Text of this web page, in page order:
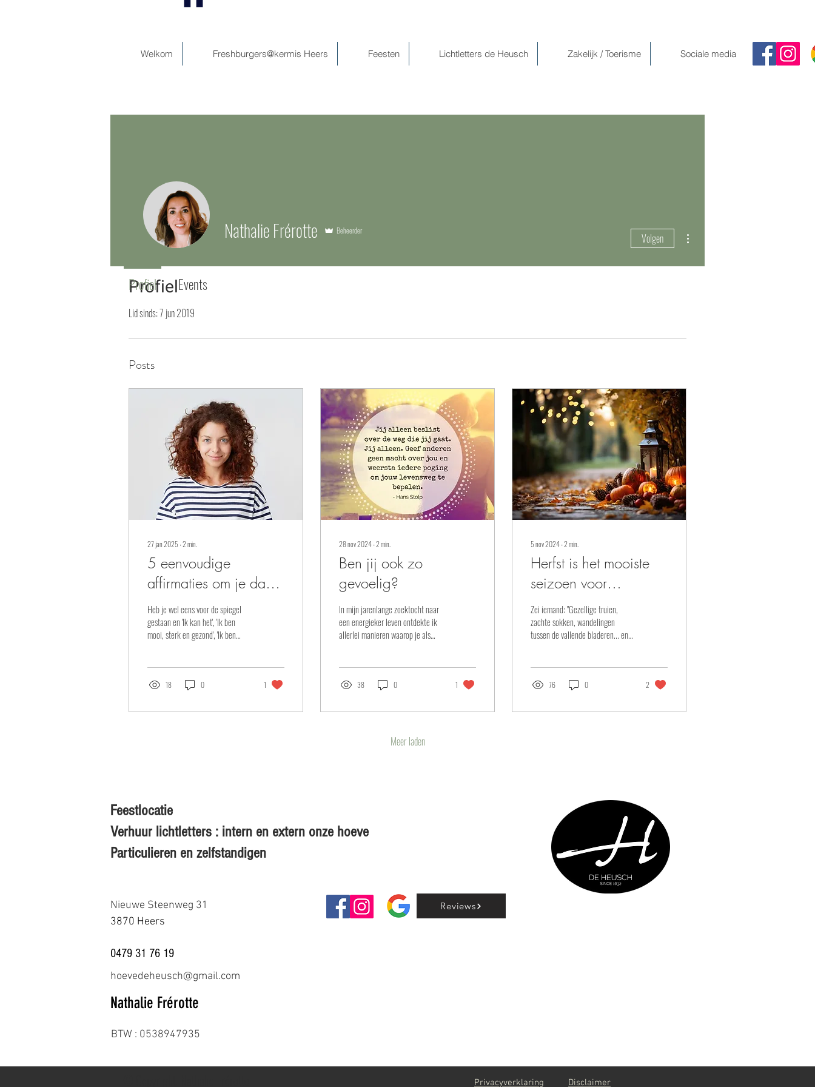
Welkom Freshburgers@kermis Heers Feesten Lichtletters de Heusch Zakelijk / Toerisme Sociale media
Profiel
Lid sinds: 7 jun 2019
Posts
27 jan 2025 ∙2min.
5 eenvoudige
affirmaties om je dag
te starten!
Heb je wel eens voor de spiegel
gestaan en 'Ik kan het', 'Ik ben
mooi, sterk en gezond', 'Ik ben
18 0 1
28 nov 2024∙2min.
Ben jij ook zo
gevoelig?
In mijn jarenlange zoektocht naar
een energieker leven ontdekte ik
allerlei manieren waarop je als
38 0 1
5 nov 2024∙2min.
Herfst is het mooiste
seizoen voor
hooggevoelige
mensen.
Zei iemand: "Gezellige truien,
zachte sokken, wandelingen
tussen de vallende bladeren... en
76 0 2
Meer laden
Nathalie Frérotte Beheerder
Volgen
Profiel Events
Feestlocatie
Verhuur lichtletters : intern en extern onze hoeve
Particulieren en zelfstandigen
Nieuwe Steenweg 31
3870 Heers
Reviews
BTW : 0538947935
0479 31 76 19
hoevedeheusch@gmail.com
Nathalie Frérotte
Privacyverklaring Disclaimer